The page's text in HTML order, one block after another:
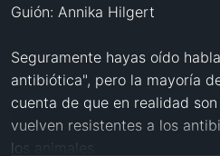
Guión: Annika Hilgert
Seguramente hayas oído
antibiótica", pero la mayoría
cuenta de que en realidad
vuelven resistentes a los
los animales.